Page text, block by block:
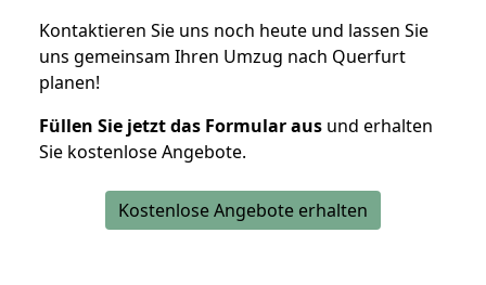
Kontaktieren Sie uns noch heute und lassen Sie
uns gemeinsam Ihren Umzug nach Querfurt
planen!
Füllen Sie jetzt das Formular aus und erhalten
Sie kostenlose Angebote.
Kostenlose Angebote erhalten